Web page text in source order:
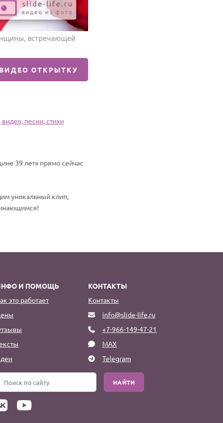
встречающей
ОТКРЫТКУ
песни, стихи
39 лет» прямо сейчас
уникальный клип,
И ПОМОЩЬ
это работает
КОНТАКТЫ
Контакты
info@slide-life.ru
+7-966-149-47-21
MAX
Telegram
НАЙТИ